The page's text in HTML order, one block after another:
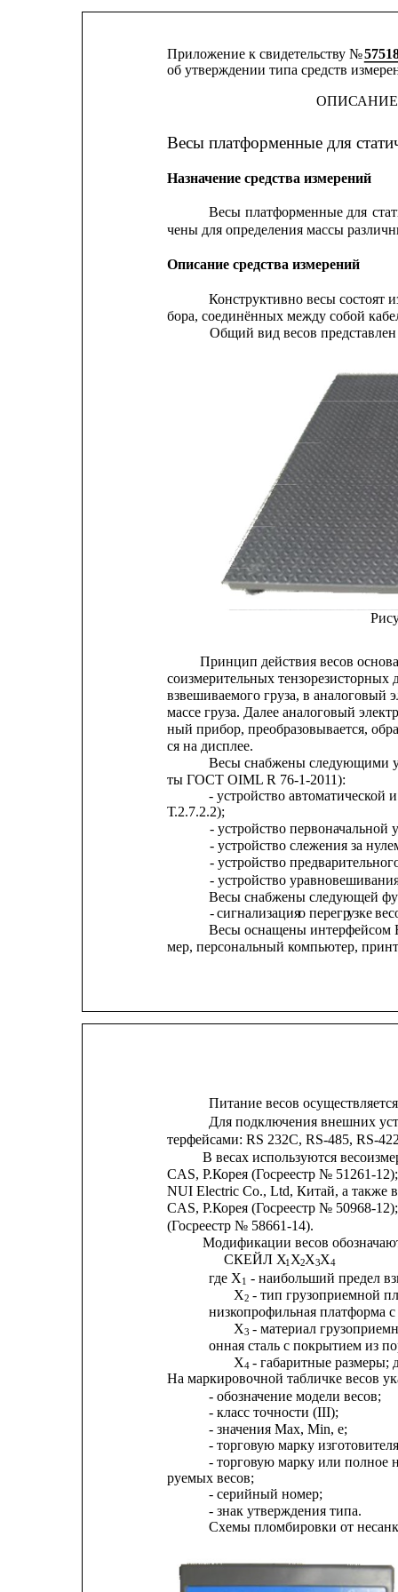
Приложение к свидетельству №
об утверждении типа средств
ОПИСАНИЕ
Весы платформенные для
Назначение средства измерений
Весы платформенные для
чены для определения массы
Описание средства измерений
Конструктивно весы состоят
бора, соединённых между собой
Общий вид весов
Принцип действия весов
соизмерительных
взвешиваемого груза, в аналоговый
массе груза. Далее аналоговый
ный прибор, преобразовывается,
ся на дисплее.
Весы снабжены следующими
ты ГОСТ OIML R 76-1-2011):
- устройство автоматической
Т.2.7.2.2);
- устройство первоначальной
- устройство слежения за
- устройство
- устройство
Весы снабжены следующей
- сигнализация
о перегрузке
Весы оснащены интерфейсом
мер, персональный компьютер,
Питание весов
Для подключения внешних
терфейсами: RS 232С, RS-485, RS-
В весах используются
CAS, Р.Корея (Госреестр № 51261-
NUI Electric Co., Ltd, Китай, а также
CAS, Р.Корея (Госреестр № 50968-
(Госреестр № 58661-14).
Модификации весов
СКЕЙЛ Х1Х2Х3Х4
где Х1
- наибольший предел
Х2 - тип грузоприемной
низкопрофильная платформа
Х3 - материал
онная сталь с покрытием из
Х4 - габаритные
На маркировочной табличке весов
- обозначение модели весов;
- класс точности (III);
- значения Max, Min, e;
- торговую марку
- торговую марку или полное
руемых весов;
- серийный номер;
- знак утверждения типа.
Схемы пломбировки от